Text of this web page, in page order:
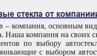
стекла от
– компания, основным
Наша компания на своих
по выбору
с выбором